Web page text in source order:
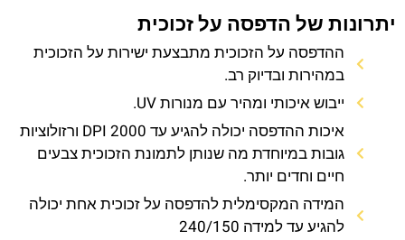
יתרונות של הדפסה על זכוכית
ההדפסה על הזכוכית מתבצעת ישירות על הזכוכית
במהירות ובדיוק רב.
ייבוש איכותי ומהיר עם מנורות UV.
איכות ההדפסה יכולה להגיע עד 2000 DPI ורזולוציות
גובות במיוחדת מה שנותן לתמונת הזכוכית צבעים
חיים וחדים יותר.
המידה המקסימלית להדפסה על זכוכית אחת יכולה
להגיע עד למידה 240/150